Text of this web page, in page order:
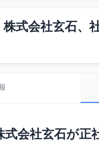
株式会社玄石、
会社玄石が正